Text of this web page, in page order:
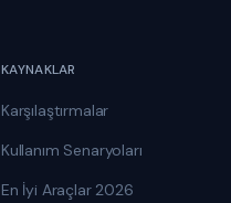
KAYNAKLAR
Karşılaştırmalar
Kullanım Senaryoları
En İyi Araçlar 2026